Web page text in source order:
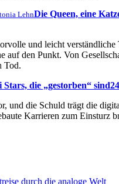
LehnDie Queen, eine
und leicht
auf den Punkt. Von
Tod.
die „gestorben“ sind
und die Schuld trägt die
Karrieren zum
durch die analoge Welt